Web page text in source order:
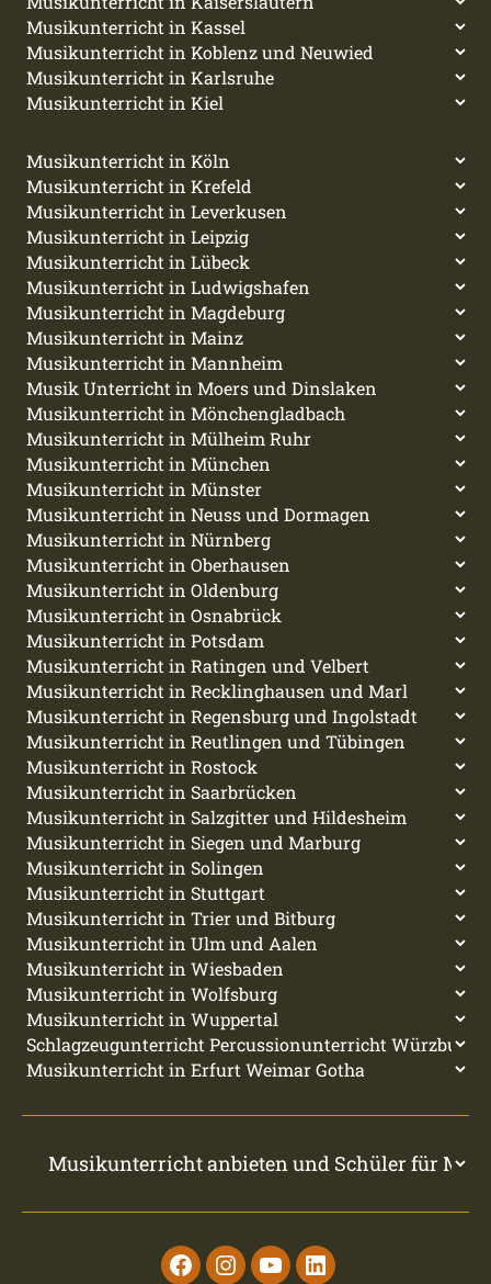
FacebookInstagramYoutubeLinkedin